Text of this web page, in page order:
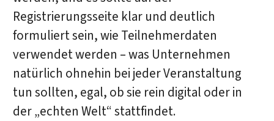
Registrierungsseite klar und deutlich
formuliert sein, wie Teilnehmerdaten
verwendet werden – was Unternehmen
natürlich ohnehin bei jeder Veranstaltung
tun sollten, egal, ob sie rein digital oder in
der „echten Welt“ stattfindet.